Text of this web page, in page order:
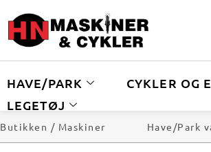
HAVE/PARK CYKLER OG
LEGETØJ
Butikken / Maskiner Have/Park